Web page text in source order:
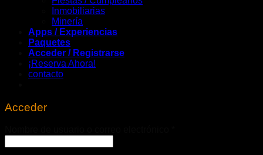
Inmobiliarias
Minería
Apps / Experiencias
Paquetes
Acceder / Registrarse
¡Reserva Ahora!
contacto
Acceder